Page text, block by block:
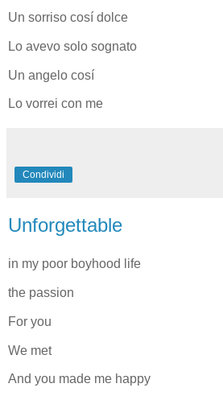
Un sorriso cosí dolce
Lo avevo solo sognato
Un angelo cosí
Lo vorrei con me
Condividi
Unforgettable
in my poor boyhood life
the passion
For you
We met
And you made me happy